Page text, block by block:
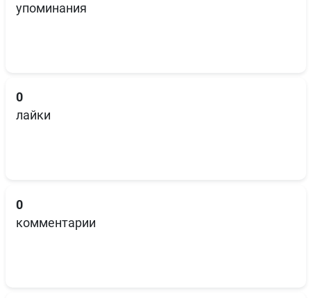
упоминания
0
лайки
0
комментарии